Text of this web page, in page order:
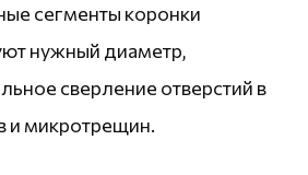
сегменты коронки
нужный диаметр,
сверление отверстий в
и микротрещин.